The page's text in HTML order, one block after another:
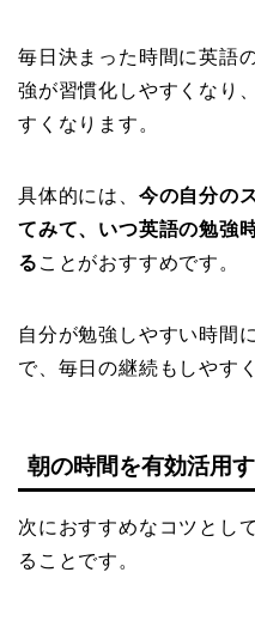
毎日決まった時間に英語
強が習慣化しやすくなり
すくなります。
具体的には、 今の自分の
てみて、いつ英語の勉強
る ことがおすすめです。
自分が勉強しやすい時間
で、毎日の継続もしやす
朝の時間を有効活用
次におすすめなコツとし
ることです。